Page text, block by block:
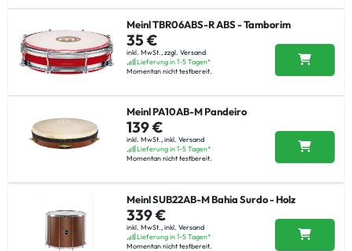
Meinl TBR06ABS-R ABS - Tamborim
35 €
inkl. MwSt., zzgl. Versand
Lieferung in 1-5 Tagen*
Momentan nicht testbereit.
Meinl PA10AB-M Pandeiro
139 €
inkl. MwSt.,inkl. Versand
Lieferung in 1-5 Tagen*
Momentan nicht testbereit.
Meinl SUB22AB-M Bahia Surdo - Holz
339 €
inkl. MwSt., inkl. Versand
Lieferung in 1-5 Tagen*
Momentan nicht testbereit.